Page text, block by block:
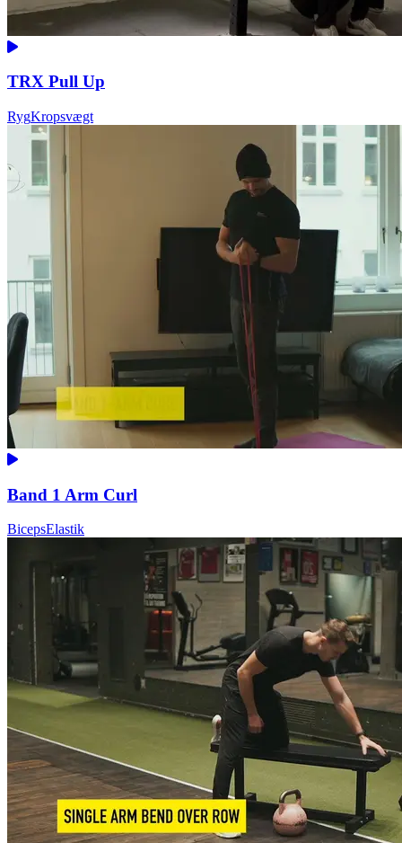
TRX Pull Up
RygKropsvægt
Band 1 Arm Curl
BicepsElastik